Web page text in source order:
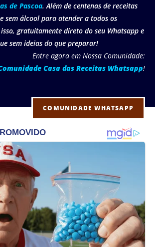
de Pascoa. Além de centenas de receitas
sem álcool para atender a todos os
gratuitamente direto do seu Whatsapp e
sem ideias do que preparar!
Entre agora em Nossa Comunidade:
Casa das Receitas Whatsapp!
COMUNIDADE WHATSAPP